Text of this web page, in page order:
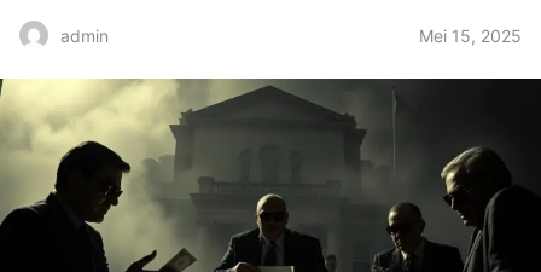
admin Mei 15, 2025